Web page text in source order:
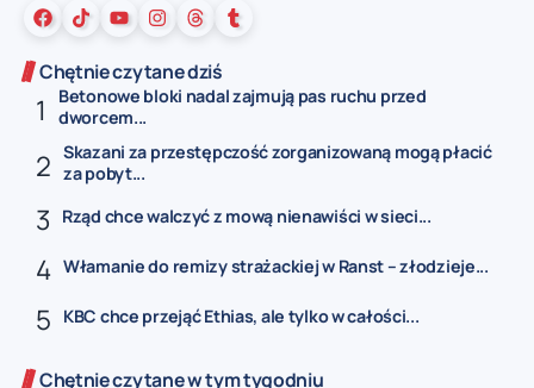
Chętnie czytane dziś
Betonowe bloki nadal zajmują pas ruchu przed
dworcem...
Skazani za przestępczość zorganizowaną mogą płacić
za pobyt...
Rząd chce walczyć z mową nienawiści w sieci...
Włamanie do remizy strażackiej w Ranst – złodzieje...
KBC chce przejąć Ethias, ale tylko w całości...
Chętnie czytane w tym tygodniu